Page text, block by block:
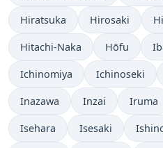
Hiratsuka Hirosaki
Hitachi-Naka Hōfu
Ichinomiya Ichinoseki
Inazawa Inzai Iruma
Isehara Isesaki